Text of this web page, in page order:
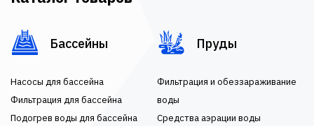
Бассейны
Насосы для бассейна
Фильтрация для бассейна
Подогрев воды для бассейна
Пруды
Фильтрация и обеззараживание
воды
Средства аэрации воды